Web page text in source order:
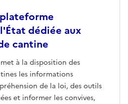
dédiée aux
cantine
à la disposition des
les informations
de la loi, des outils
et informer les convives,